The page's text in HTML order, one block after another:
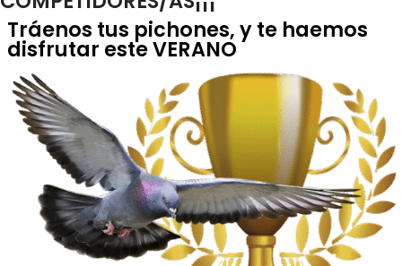
Tráenos tus pichones, y te haemos
disfrutar este VERANO